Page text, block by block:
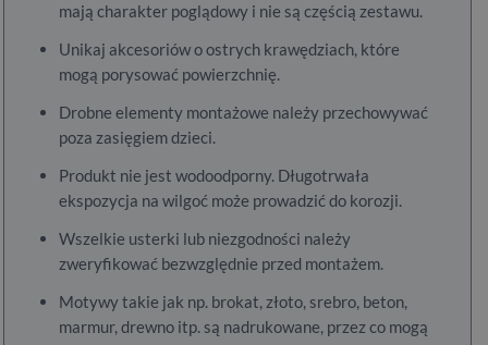
mają charakter poglądowy i nie są częścią zestawu.
Unikaj akcesoriów o ostrych krawędziach, które
mogą porysować powierzchnię.
Drobne elementy montażowe należy przechowywać
poza zasięgiem dzieci.
Produkt nie jest wodoodporny. Długotrwała
ekspozycja na wilgoć może prowadzić do korozji.
Wszelkie usterki lub niezgodności należy
zweryfikować bezwzględnie przed montażem.
Motywy takie jak np. brokat, złoto, srebro, beton,
marmur, drewno itp. są nadrukowane, przez co mogą